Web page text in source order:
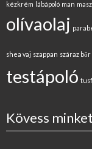
kézkrém lábápoló man
olívaolaj
shea vaj szappan száraz bőr
testápoló
Kövess